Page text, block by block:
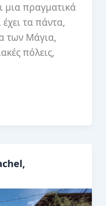
μια πραγματικά
τα πάντα,
των Μάγια,
πόλεις,